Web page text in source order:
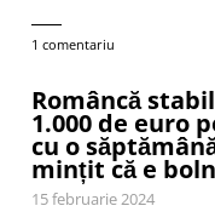
1 comentariu
Româncă
1.000 de euro
cu o
mințit că e
15 februarie 2024